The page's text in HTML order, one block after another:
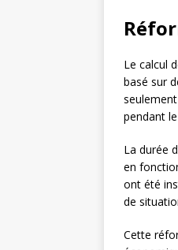
Le calcul
basé sur
pendant
La durée
en
ont été
de
Cette